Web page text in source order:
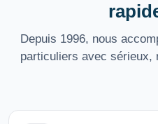
Depuis 1996, nous
particuliers avec sérieux,